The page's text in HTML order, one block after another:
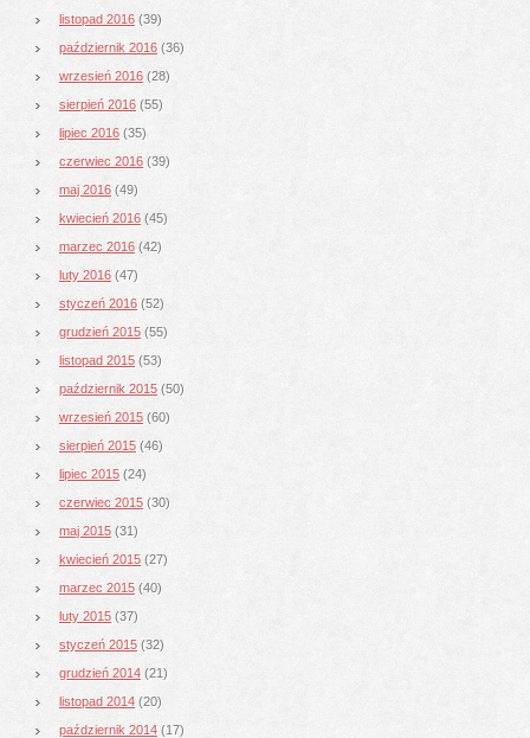
listopad 2016 (39)
październik 2016 (36)
wrzesień 2016 (28)
sierpień 2016 (55)
lipiec 2016 (35)
czerwiec 2016 (39)
maj 2016 (49)
kwiecień 2016 (45)
marzec 2016 (42)
luty 2016 (47)
styczeń 2016 (52)
grudzień 2015 (55)
listopad 2015 (53)
październik 2015 (50)
wrzesień 2015 (60)
sierpień 2015 (46)
lipiec 2015 (24)
czerwiec 2015 (30)
maj 2015 (31)
kwiecień 2015 (27)
marzec 2015 (40)
luty 2015 (37)
styczeń 2015 (32)
grudzień 2014 (21)
listopad 2014 (20)
październik 2014 (17)